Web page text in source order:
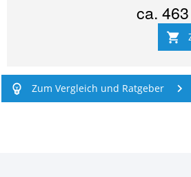
ca.
Zum Vergleich und Ratgeber